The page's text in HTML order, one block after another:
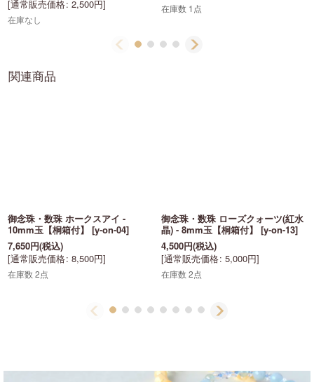
[通常販売価格: 2,500円]
在庫なし
在庫数 1点
関連商品
御念珠・数珠 ホークスアイ -
10mm玉【桐箱付】 [y-on-04]
7,650円(税込)
[通常販売価格: 8,500円]
在庫数 2点
御念珠・数珠 ローズクォーツ(紅水
晶) - 8mm玉【桐箱付】 [y-on-13]
4,500円(税込)
[通常販売価格: 5,000円]
在庫数 2点